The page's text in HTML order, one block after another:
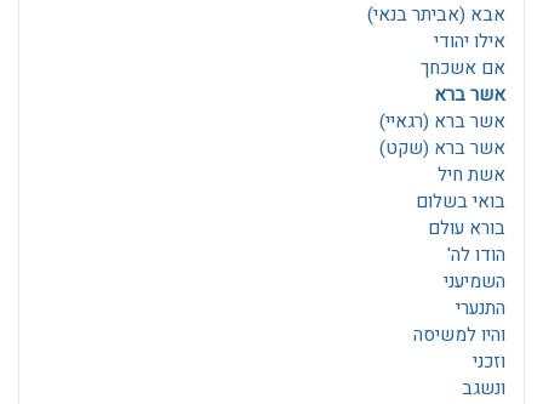
אבא (אביתר בנאי)
אילו יהודי
אם אשכחך
אשר ברא
אשר ברא (רגאיי)
אשר ברא (שקט)
אשת חיל
בואי בשלום
בורא עולם
הודו לה'
השמיעני
התנערי
והיו למשיסה
וזכני
ונשגב